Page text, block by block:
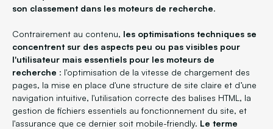
son classement dans les moteurs de recherche.
Contrairement au contenu, les optimisations techniques se
concentrent sur des aspects peu ou pas visibles pour
l'utilisateur mais essentiels pour les moteurs de
recherche : l'optimisation de la vitesse de chargement des
pages, la mise en place d'une structure de site claire et d’une
navigation intuitive, l'utilisation correcte des balises HTML, la
gestion de fichiers essentiels au fonctionnement du site, et
l'assurance que ce dernier soit mobile-friendly. Le terme